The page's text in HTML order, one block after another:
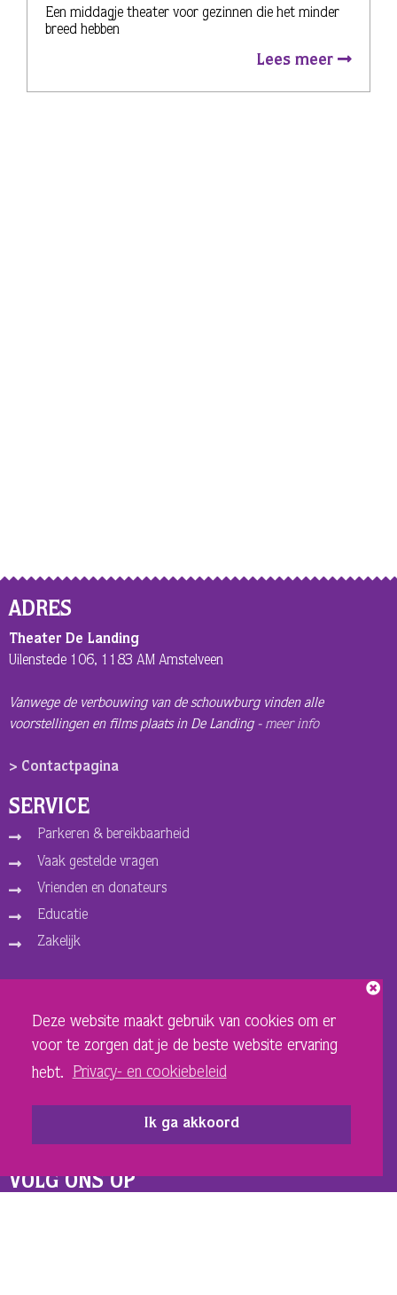
Deze website maakt gebruik van cookies om er
voor te zorgen dat je de beste website ervaring
hebt.
Privacy- en cookiebeleid
Ik ga akkoord
Een middagje theater voor gezinnen die het minder
breed hebben
Lees meer
ADRES
Theater De Landing
Uilenstede 106, 1183 AM Amstelveen
Vanwege de verbouwing van de schouwburg vinden alle
voorstellingen en films plaats in De Landing - meer info
> Contactpagina
SERVICE
Parkeren & bereikbaarheid
Vaak gestelde vragen
Vrienden en donateurs
Educatie
Zakelijk
Over ons
Vacatures
Privacy- en cookiebeleid
Sponsoren en adverteerders
VOLG ONS OP